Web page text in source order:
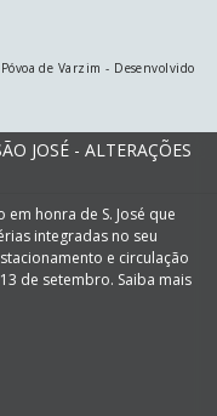
de Varzim - Desenvolvido
JOSÉ - ALTERAÇÕES
honra de S. José que
integradas no seu
e circulação
de setembro. Saiba mais